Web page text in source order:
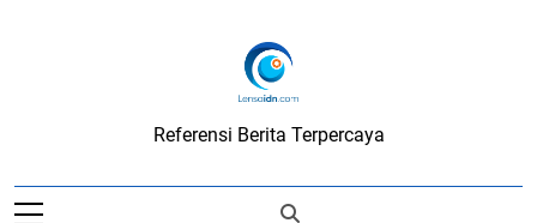
LensaIDN
Referensi Berita Terpercaya